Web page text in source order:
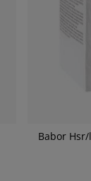
Babor